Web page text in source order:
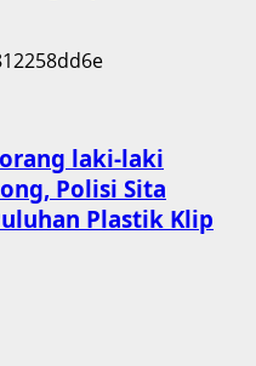
laki-laki
Polisi Sita
Plastik Klip